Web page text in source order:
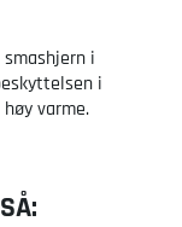
i
i
varme.